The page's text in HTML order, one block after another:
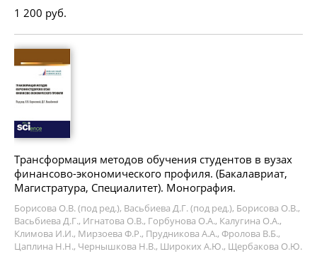
1 200 руб.
Трансформация методов обучения студентов в вузах
финансово-экономического профиля. (Бакалавриат,
Магистратура, Специалитет). Монография.
Борисова О.В. (под ред.), Васьбиева Д.Г. (под ред.), Борисова О.В.,
Васьбиева Д.Г., Игнатова О.В., Горбунова О.А., Калугина О.А.,
Климова И.И., Мирзоева Ф.Р., Прудникова А.А., Фролова В.Б.,
Цаплина Н.Н., Чернышкова Н.В., Широких А.Ю., Щербакова О.Ю.